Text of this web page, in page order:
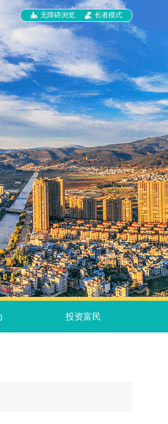
无障碍浏览 长者模式
投资富民